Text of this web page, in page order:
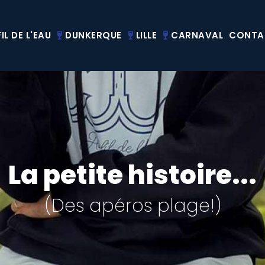
DE L'EAU DUNKERQUE LILLE CARNAVAL
La petite histoire...
(Des apéros plage!)